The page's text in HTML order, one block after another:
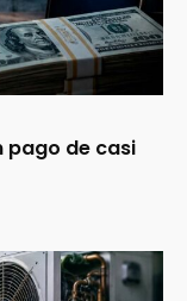
pago de casi